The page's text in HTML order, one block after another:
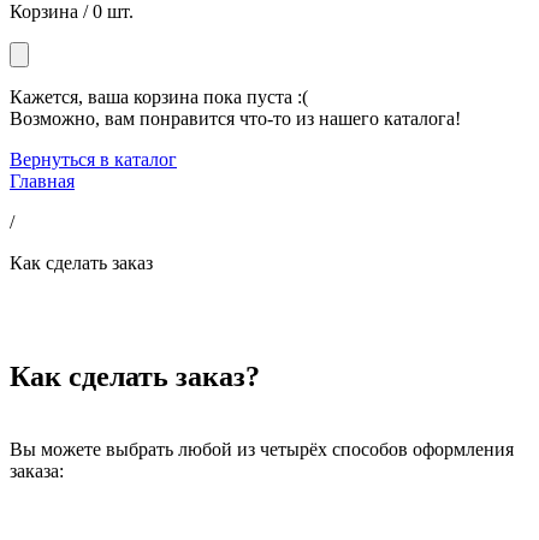
Корзина /0 шт.
Кажется, ваша корзина пока пуста :(
Возможно, вам понравится что-то из нашего каталога!
Вернуться в каталог
Главная
/
Как сделать заказ
Как сделать заказ?
Вы можете выбрать любой из четырёх способов оформления
заказа: